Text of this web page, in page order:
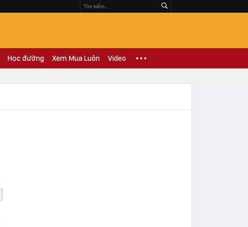
Học đường Xem Mua Luôn Video